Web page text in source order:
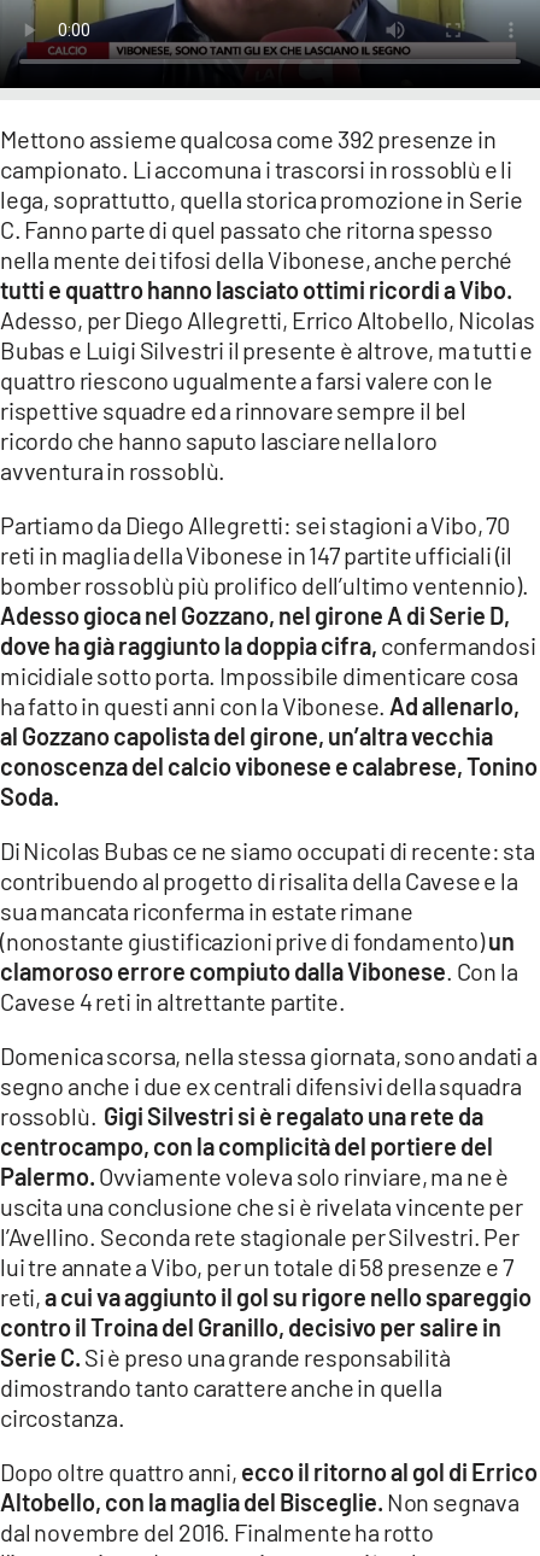
ILREGGINO.IT
COSENZACHANNEL.IT
CATANZAROCHANNEL.IT
LACAPITALENEWS.IT
App
ANDROID
APPLE
Mettono assieme qualcosa come 392 presenze in
campionato. Li accomuna i trascorsi in rossoblù e li
lega, soprattutto, quella storica promozione in Serie
C. Fanno parte di quel passato che ritorna spesso
nella mente dei tifosi della Vibonese, anche perché
tutti e quattro hanno lasciato ottimi ricordi a Vibo.
Adesso, per Diego Allegretti, Errico Altobello, Nicolas
Bubas e Luigi Silvestri il presente è altrove, ma tutti e
quattro riescono ugualmente a farsi valere con le
rispettive squadre ed a rinnovare sempre il bel
ricordo che hanno saputo lasciare nella loro
avventura in rossoblù.
Partiamo da Diego Allegretti: sei stagioni a Vibo, 70
reti in maglia della Vibonese in 147 partite ufficiali (il
bomber rossoblù più prolifico dell’ultimo ventennio).
Adesso gioca nel Gozzano, nel girone A di Serie D,
dove ha già raggiunto la doppia cifra, confermandosi
micidiale sotto porta. Impossibile dimenticare cosa
ha fatto in questi anni con la Vibonese. Ad allenarlo,
al Gozzano capolista del girone, un’altra vecchia
conoscenza del calcio vibonese e calabrese, Tonino
Soda.
Di Nicolas Bubas ce ne siamo occupati di recente: sta
contribuendo al progetto di risalita della Cavese e la
sua mancata riconferma in estate rimane
(nonostante giustificazioni prive di fondamento)un
clamoroso errore compiuto dalla Vibonese . Con la
Cavese 4 reti in altrettante partite.
Domenica scorsa, nella stessa giornata, sono andati a
segno anche i due ex centrali difensivi della squadra
rossoblù. Gigi Silvestri si è regalato una rete da
centrocampo, con la complicità del portiere del
Palermo. Ovviamente voleva solo rinviare, ma ne è
uscita una conclusione che si è rivelata vincente per
l’Avellino. Seconda rete stagionale per Silvestri. Per
lui tre annate a Vibo, per un totale di 58 presenze e 7
reti,a cui va aggiunto il gol su rigore nello spareggio
contro il Troina del Granillo, decisivo per salire in
Serie C. Si è preso una grande responsabilità
dimostrando tanto carattere anche in quella
circostanza.
Dopo oltre quattro anni, ecco il ritorno al gol di Errico
Altobello, con la maglia del Bisceglie. Non segnava
dal novembre del 2016. Finalmente ha rotto